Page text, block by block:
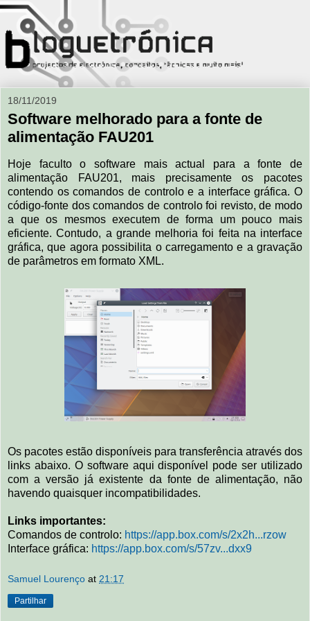
18/11/2019
Software melhorado para a fonte de
alimentação FAU201
Hoje faculto o software mais actual para a fonte de
alimentação FAU201, mais precisamente os pacotes
contendo os comandos de controlo e a interface gráfica. O
código-fonte dos comandos de controlo foi revisto, de modo
a que os mesmos executem de forma um pouco mais
eficiente. Contudo, a grande melhoria foi feita na interface
gráfica, que agora possibilita o carregamento e a gravação
de parâmetros em formato XML.
Os pacotes estão disponíveis para transferência através dos
links abaixo. O software aqui disponível pode ser utilizado
com a versão já existente da fonte de alimentação, não
havendo quaisquer incompatibilidades.
Links importantes:
Comandos de controlo: https://app.box.com/s/2x2h...rzow
Interface gráfica: https://app.box.com/s/57zv...dxx9
Samuel Lourenço at 21:17
Partilhar